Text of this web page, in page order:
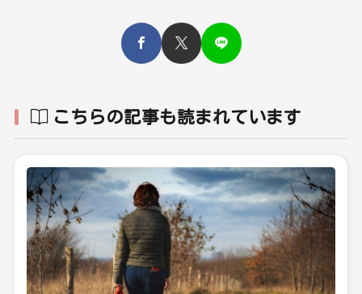
こちらの記事も読まれています